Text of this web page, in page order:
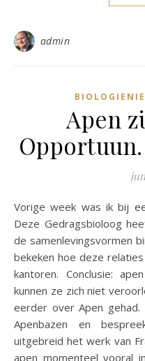
admin
Apen
Vorige week was ik bij een lezing van Patrick van Veen.
Deze Gedragsbioloog
de samenlevingsvormen
bekeken hoe deze
kantoren. Conclusie:
kunnen ze zich niet
eerder over Apen
Apenbazen en
uitgebreid het werk van
apen momenteel vooral